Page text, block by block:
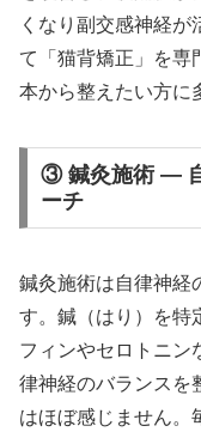
くなり副交感神経
て「猫背矯正」を専
本から整えたい方に
③ 鍼灸施術 —
ーチ
鍼灸施術は自律神経
す。鍼（はり）を特
フィンやセロトニン
律神経のバランスを
はほぼ感じません。